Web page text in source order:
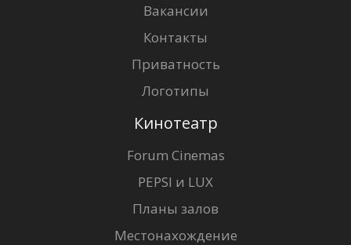
Вакансии
Контакты
Приватность
Логотипы
Кинотеатр
Forum Cinemas
PEPSI и LUX
Планы залов
Местонахождение